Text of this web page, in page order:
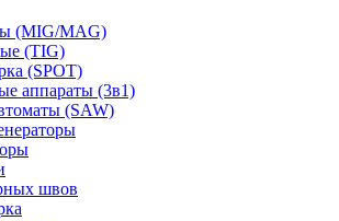
(MIG/MAG)
(TIG)
(SPOT)
аппараты (3в1)
(SAW)
швов